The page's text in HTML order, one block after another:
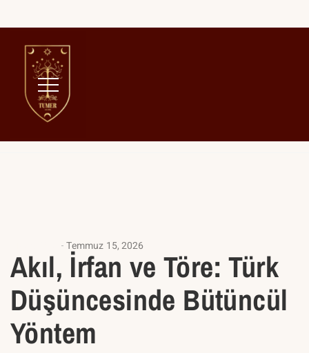
Temmuz 15, 2026
Akıl, İrfan ve Töre: Türk
Düşüncesinde Bütüncül
Yöntem